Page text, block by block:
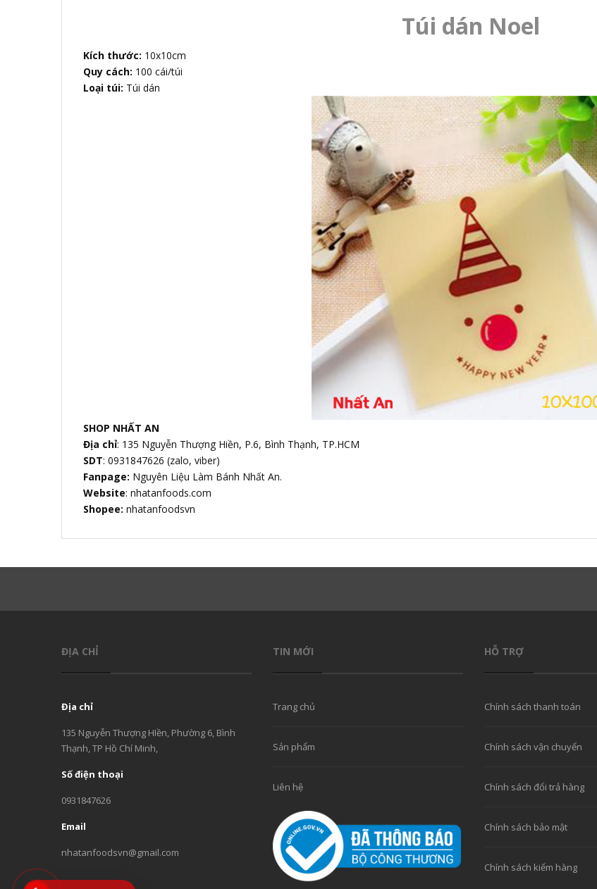
Túi dán Noel
Kích thước: 10x10cm
Quy cách: 100 cái/túi
Loại túi: Túi dán
SHOP NHẤT AN
Địa chỉ: 135 Nguyễn Thượng Hiền, P.6, Bình Thạnh, TP.HCM
SDT: 0931847626 (zalo, viber)
Fanpage: Nguyên Liệu Làm Bánh Nhất An.
Website: nhatanfoods.com
Shopee: nhatanfoodsvn
ĐỊA CHỈ
Địa chỉ
135 Nguyễn Thượng HIền, Phường 6, Bình
Thạnh, TP Hồ Chí Minh,
Số điện thoại
0931847626
Email
nhatanfoodsvn@gmail.com
TIN MỚI
Trang chủ
Sản phẩm
Liên hệ
HỖ TRỢ
Chính sách thanh toán
Chính sách vận chuyển
Chính sách đổi trả hàng
Chính sách bảo mật
Chính sách kiểm hàng